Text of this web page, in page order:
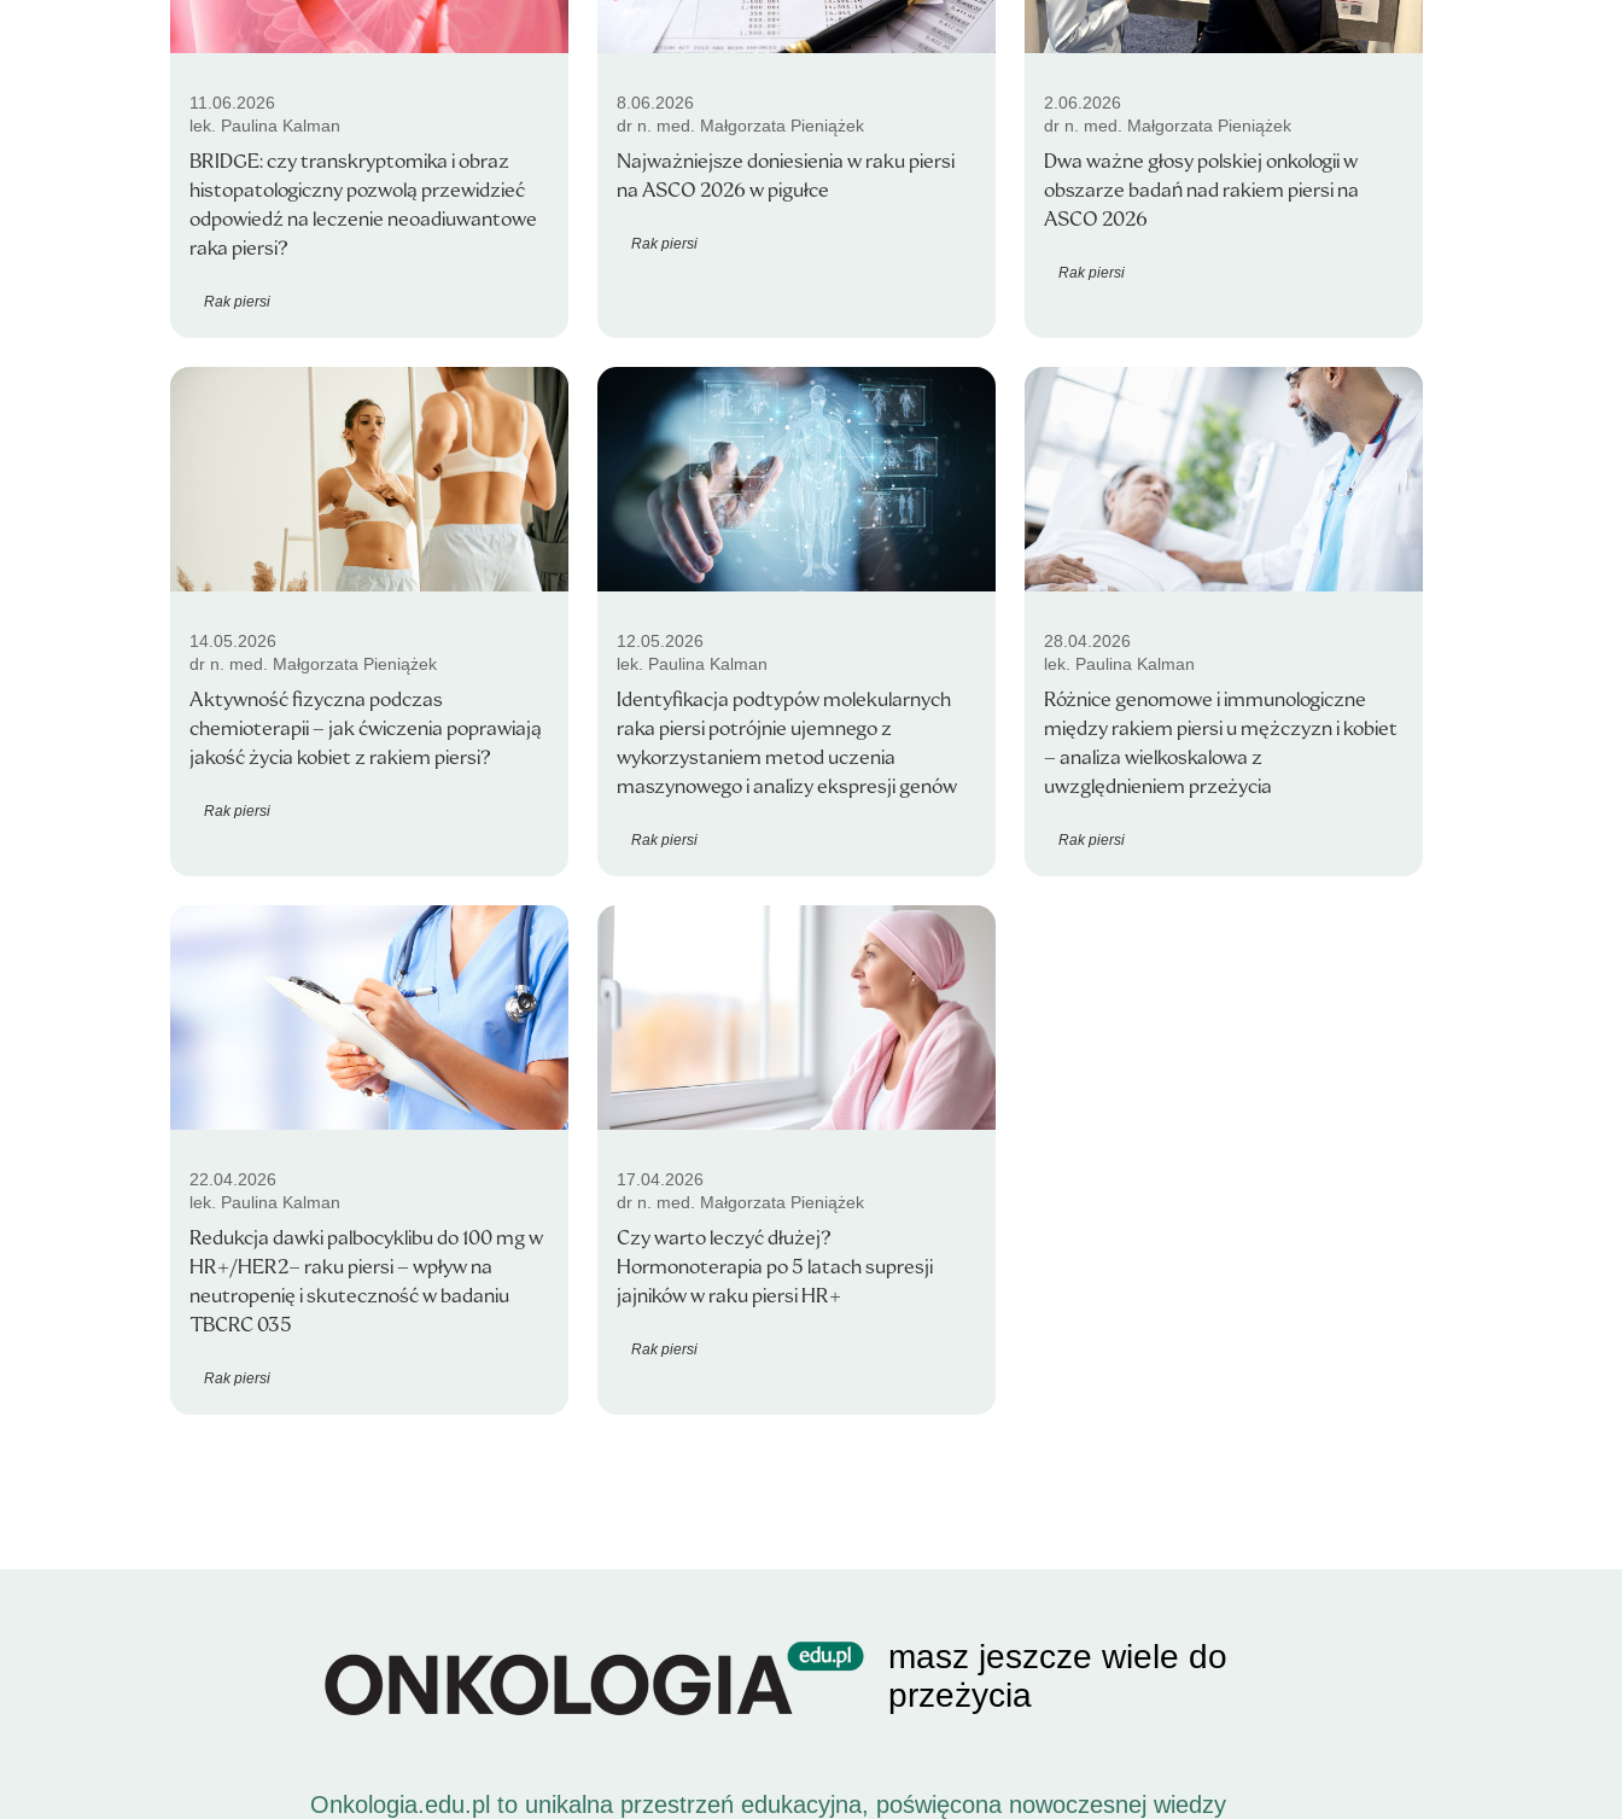
11.06.2026
lek. Paulina Kalman
BRIDGE: czy transkryptomika i obraz
histopatologiczny pozwolą przewidzieć
odpowiedź na leczenie neoadiuwantowe
raka piersi?
Rak piersi
8.06.2026
dr n. med. Małgorzata Pieniążek
Najważniejsze doniesienia w raku piersi
na ASCO 2026 w pigułce
Rak piersi
2.06.2026
dr n. med. Małgorzata Pieniążek
Dwa ważne głosy polskiej onkologii w
obszarze badań nad rakiem piersi na
ASCO 2026
Rak piersi
14.05.2026
dr n. med. Małgorzata Pieniążek
Aktywność fizyczna podczas
chemioterapii – jak ćwiczenia poprawiają
jakość życia kobiet z rakiem piersi?
Rak piersi
12.05.2026
lek. Paulina Kalman
Identyfikacja podtypów molekularnych
raka piersi potrójnie ujemnego z
wykorzystaniem metod uczenia
maszynowego i analizy ekspresji genów
Rak piersi
28.04.2026
lek. Paulina Kalman
Różnice genomowe i immunologiczne
między rakiem piersi u mężczyzn i kobiet
– analiza wielkoskalowa z
uwzględnieniem przeżycia
Rak piersi
22.04.2026
lek. Paulina Kalman
Redukcja dawki palbocyklibu do 100 mg w
HR+/HER2− raku piersi – wpływ na
neutropenię i skuteczność w badaniu
TBCRC 035
Rak piersi
17.04.2026
dr n. med. Małgorzata Pieniążek
Czy warto leczyć dłużej?
Hormonoterapia po 5 latach supresji
jajników w raku piersi HR+
Rak piersi
masz jeszcze wiele do
przeżycia
Onkologia.edu.pl to unikalna przestrzeń edukacyjna, poświęcona nowoczesnej wiedzy